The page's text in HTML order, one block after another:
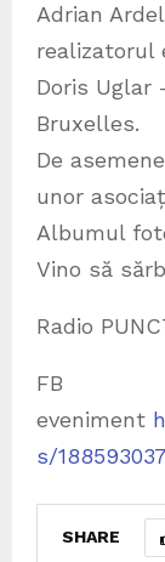
Adrian
realizatorul
Doris Uglar
Bruxelles.
De
unor
Albumul
Vino să
Radio
FB
eveniment
s/
SHARE